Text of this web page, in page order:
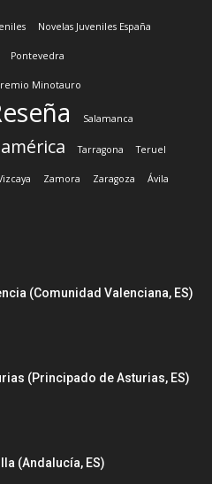
Novelas Juveniles España
Pontevedra
Minotauro
Salamanca
Tarragona Teruel
Zamora Zaragoza Ávila
(Comunidad Valenciana, ES)
(Principado de Asturias, ES)
(Andalucía, ES)